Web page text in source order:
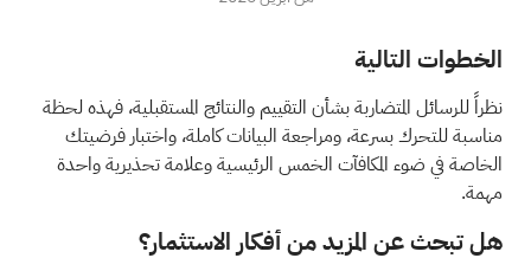
الخطوات التالية
نظراً للرسائل المتضاربة بشأن التقييم والنتائج المستقبلية، فهذه لحظة
مناسبة للتحرك بسرعة، ومراجعة البيانات كاملة، واختبار فرضيتك
الخاصة في ضوء المكافآت الخمس الرئيسية وعلامة تحذيرية واحدة
مهمة.
هل تبحث عن المزيد من أفكار الاستثمار؟